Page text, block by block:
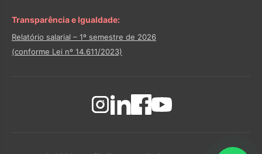
Transparência e Igualdade:
Relatório salarial – 1º semestre de 2026
(conforme Lei nº 14.611/2023)